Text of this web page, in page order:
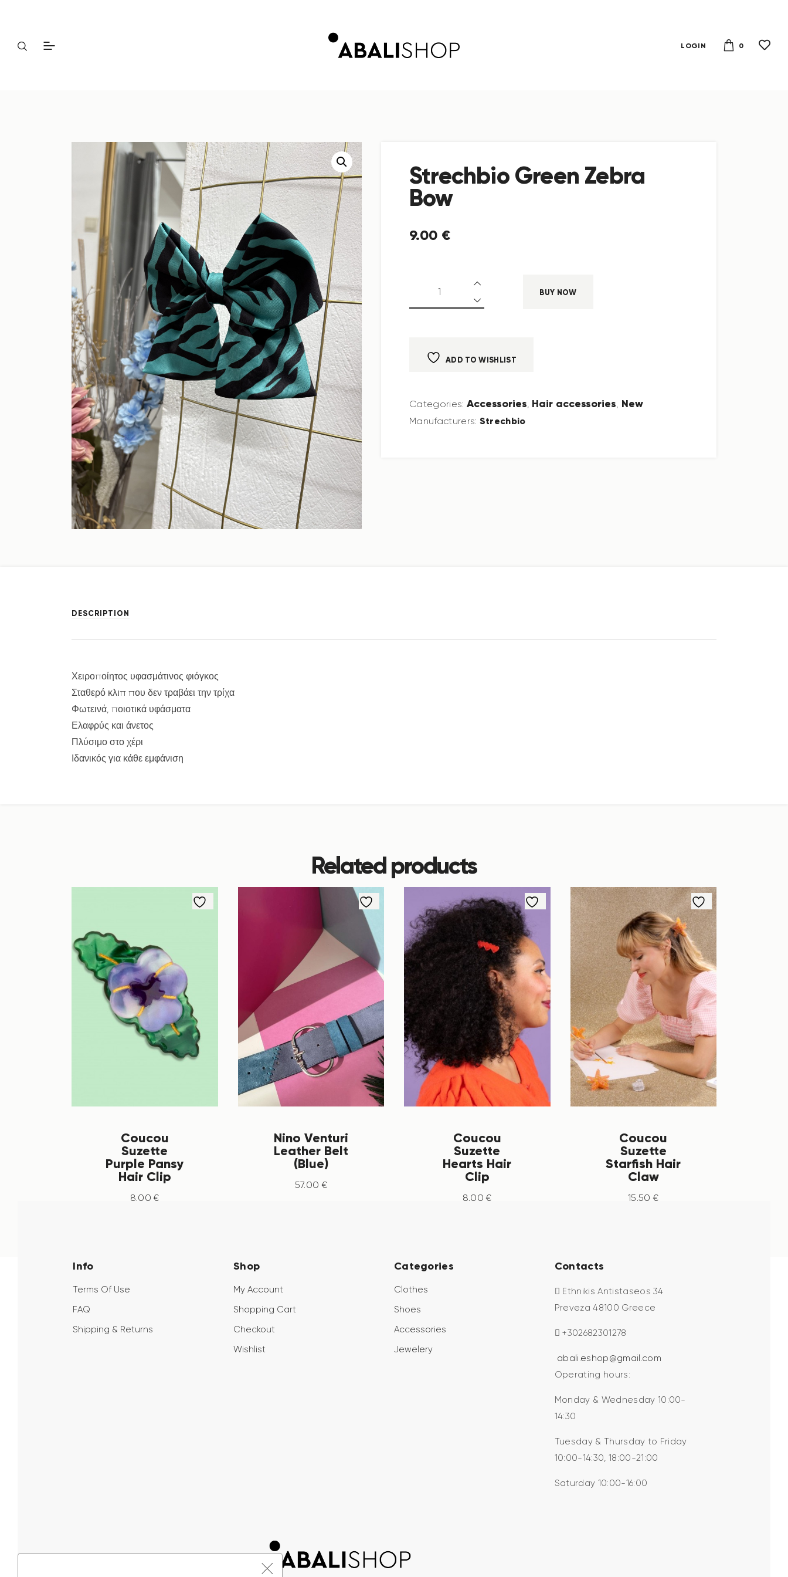
LOGIN 0
Strechbio Green Zebra
Bow
9.00 €
BUY NOW
ADD TO WISHLIST
Categories: Accessories, Hair accessories, New
Manufacturers: Strechbio
DESCRIPTION
Χειροποίητος υφασμάτινος φιόγκος
Σταθερό κλιπ που δεν τραβάει την τρίχα
Φωτεινά, ποιοτικά υφάσματα
Ελαφρύς και άνετος
Πλύσιμο στο χέρι
Ιδανικός για κάθε εμφάνιση
Related products
Coucou
Suzette
Purple Pansy
Hair Clip
8 00 €
Nino Venturi
Leather Belt
(Blue)
57. 00 €
Coucou
Suzette
Hearts Hair
Clip
8 00 €
Coucou
Suzette
Starfish Hair
Claw
15 .50 €
Info
Terms Of Use
FAQ
Shipping & Returns
Shop
My Account
Shopping Cart
Checkout
Wishlist
Categories
Clothes
Shoes
Accessories
Jewelery
Contacts
Ethnikis Antistaseos 34
Preveza 48100 Greece
+302682301278
abali.eshop@gmail.com
Operating hours:
Monday & Wednesday 10:00-
14:30
Tuesday & Thursday to Friday
10:00-14:30, 18:00-21:00
Saturday 10:00-16:00